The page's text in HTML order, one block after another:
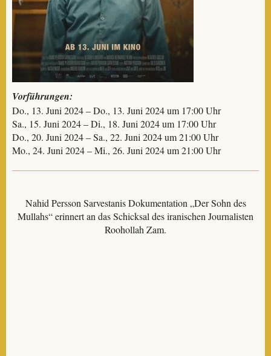
Vorführungen:
Do., 13. Juni 2024 – Do., 13. Juni 2024 um 17:00 Uhr
Sa., 15. Juni 2024 – Di., 18. Juni 2024 um 17:00 Uhr
Do., 20. Juni 2024 – Sa., 22. Juni 2024 um 21:00 Uhr
Mo., 24. Juni 2024 – Mi., 26. Juni 2024 um 21:00 Uhr
Nahid Persson Sarvestanis Dokumentation „Der Sohn des
Mullahs“ erinnert an das Schicksal des iranischen Journalisten
Roohollah Zam.